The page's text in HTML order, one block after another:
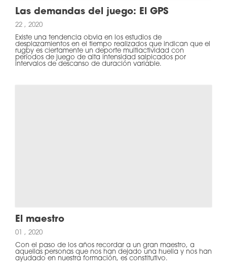
Las demandas del juego: El GPS
22 , 2020
Existe una tendencia obvia en los estudios de
desplazamientos en el tiempo realizados que indican que el
rugby es ciertamente un deporte multiactividad con
períodos de juego de alta intensidad salpicados por
intervalos de descanso de duración variable.
El maestro
01 , 2020
Con el paso de los años recordar a un gran maestro, a
aquellas personas que nos han dejado una huella y nos han
ayudado en nuestra formación, es constitutivo.